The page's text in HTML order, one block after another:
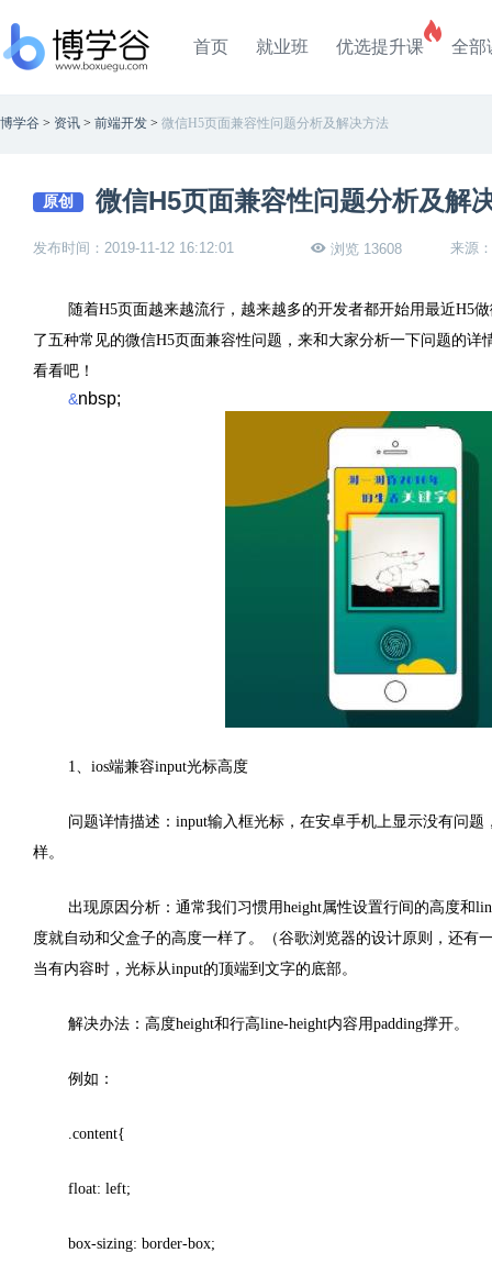
首页 就业班 优选提升课 全部
博学谷 > 资讯 > 前端开发 > 微信H5页面兼容性问题分析及解决方法
原创 微信H5页面兼容性问题分析及解
发布时间：2019-11-12 16:12:01 浏览 13608 来源
随着H5页面越来越流行，越来越多的开发者都开始用最近H5
了五种常见的微信H5页面兼容性问题，来和大家分析一下问题的
看看吧！
&nbsp;
1、ios端兼容input光标高度
问题详情描述：input输入框光标，在安卓手机上显示没有问
样。
出现原因分析：通常我们习惯用height属性设置行间的高度和
度就自动和父盒子的高度一样了。（谷歌浏览器的设计原则，还有
当有内容时，光标从input的顶端到文字的底部。
解决办法：高度height和行高line-height内容用padding撑开。
例如：
.content{
float: left;
box-sizing: border-box;